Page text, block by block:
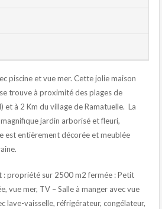
piscine et vue mer. Cette jolie maison
trouve à proximité des plages de
et à 2 Km du village de Ramatuelle. La
jardin arborisé et fleuri,
est entièrement décorée et meublée
: propriété sur 2500 m2 fermée : Petit
vue mer, TV – Salle à manger avec vue
lave-vaisselle, réfrigérateur, congélateur,